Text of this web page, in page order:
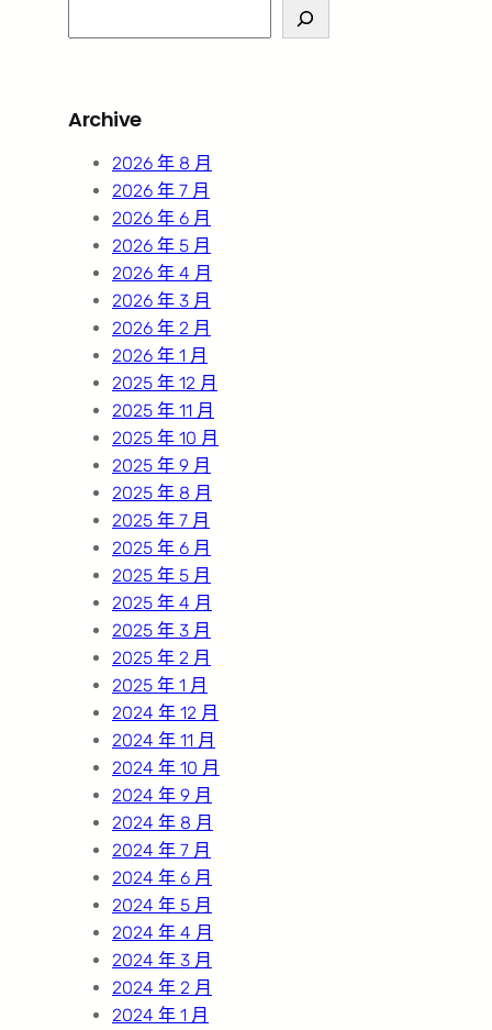
e
c
Archive
2026 年 8 月
2026 年 7 月
2026 年 6 月
2026 年 5 月
2026 年 4 月
2026 年 3 月
2026 年 2 月
2026 年 1 月
2025 年 12 月
2025 年 11 月
2025 年 10 月
2025 年 9 月
2025 年 8 月
2025 年 7 月
2025 年 6 月
2025 年 5 月
2025 年 4 月
2025 年 3 月
2025 年 2 月
2025 年 1 月
2024 年 12 月
2024 年 11 月
2024 年 10 月
2024 年 9 月
2024 年 8 月
2024 年 7 月
2024 年 6 月
2024 年 5 月
2024 年 4 月
2024 年 3 月
2024 年 2 月
2024 年 1 月